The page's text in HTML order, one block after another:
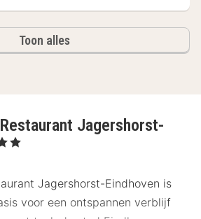
Toon alles
Jagershorst-
Jagershorst-Eindhoven is
voor een ontspannen verblijf